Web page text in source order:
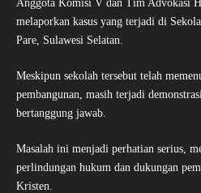
Anggota Komisi V dan Tim Advokasi
melaporkan kasus yang terjadi di
Pare, Sulawesi Selatan.
Meskipun sekolah tersebut telah
pembangunan, masih terjadi
bertanggung jawab.
Masalah ini menjadi perhatian serius,
perlindungan hukum dan dukungan
Kristen.